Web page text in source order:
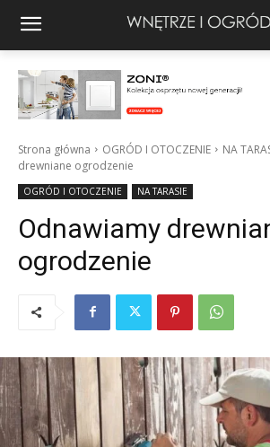
Strona główna OGRÓD I OTOCZENIE NA
drewniane ogrodzenie
OGRÓD I OTOCZENIE NA TARASIE
Odnawiamy
ogrodzenie